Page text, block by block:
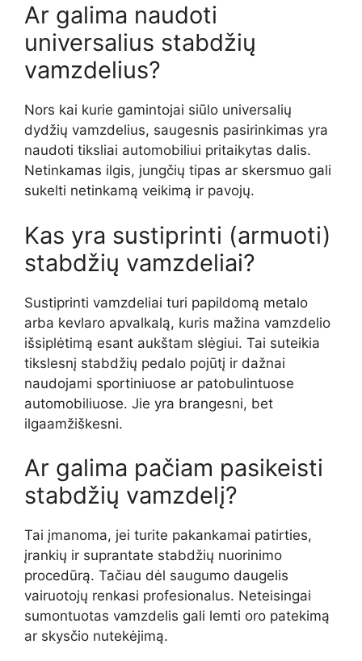
Ar galima naudoti
universalius stabdžių
vamzdelius?
Nors kai kurie gamintojai siūlo universalių
dydžių vamzdelius, saugesnis pasirinkimas yra
naudoti tiksliai automobiliui pritaikytas dalis.
Netinkamas ilgis, jungčių tipas ar skersmuo gali
sukelti netinkamą veikimą ir pavojų.
Kas yra sustiprinti (armuoti)
stabdžių vamzdeliai?
Sustiprinti vamzdeliai turi papildomą metalo
arba kevlaro apvalkalą, kuris mažina vamzdelio
išsiplėtimą esant aukštam slėgiui. Tai suteikia
tikslesnį stabdžių pedalo pojūtį ir dažnai
naudojami sportiniuose ar patobulintuose
automobiliuose. Jie yra brangesni, bet
ilgaamžiškesni.
Ar galima pačiam pasikeisti
stabdžių vamzdelį?
Tai įmanoma, jei turite pakankamai patirties,
įrankių ir suprantate stabdžių nuorinimo
procedūrą. Tačiau dėl saugumo daugelis
vairuotojų renkasi profesionalus. Neteisingai
sumontuotas vamzdelis gali lemti oro patekimą
ar skysčio nutekėjimą.